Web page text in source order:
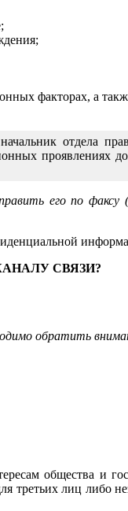
факторах, а
отдела
проявлениях
его по факсу
СВЯЗИ?
обратить
общества и
лиц либо